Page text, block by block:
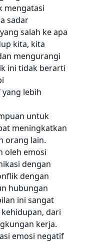
mengatasi
sadar
salah ke apa
kita, kita
mengurangi
ini tidak berarti
lebih
untuk
meningkatkan
orang lain.
oleh emosi
dengan
dengan
hubungan
ini sangat
dari
kerja.
emosi negatif